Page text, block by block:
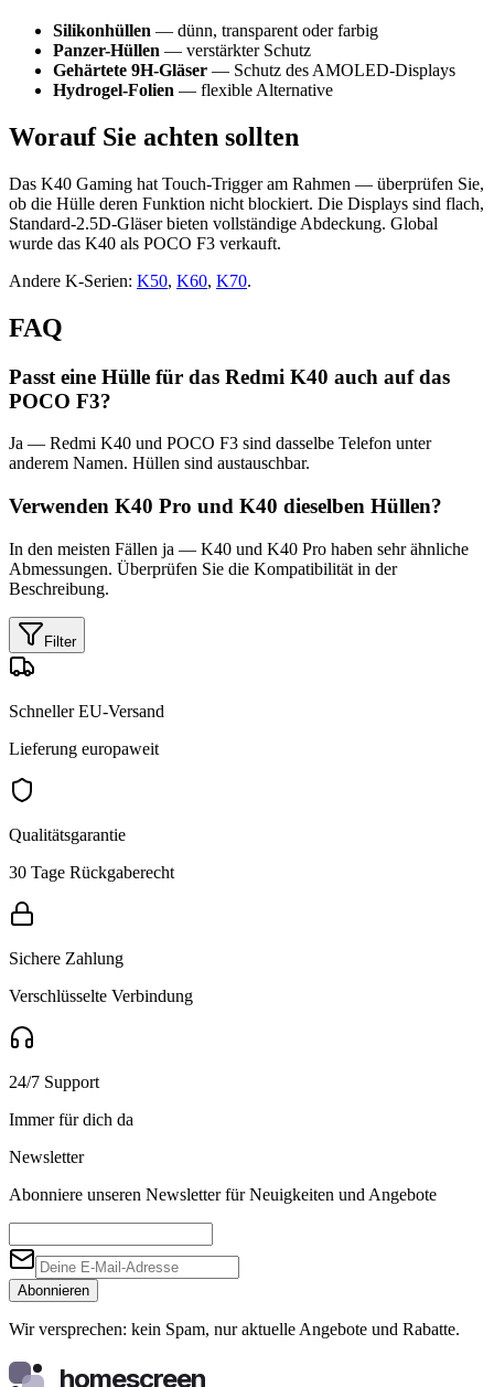
Silikonhüllen — dünn, transparent oder farbig
Panzer-Hüllen — verstärkter Schutz
Gehärtete 9H-Gläser — Schutz des AMOLED-Displays
Hydrogel-Folien — flexible Alternative
Worauf Sie achten sollten
Das K40 Gaming hat Touch-Trigger am Rahmen — überprüfen Sie,
ob die Hülle deren Funktion nicht blockiert. Die Displays sind flach,
Standard-2.5D-Gläser bieten vollständige Abdeckung. Global
wurde das K40 als POCO F3 verkauft.
Andere K-Serien: K50, K60, K70.
FAQ
Passt eine Hülle für das Redmi K40 auch auf das
POCO F3?
Ja — Redmi K40 und POCO F3 sind dasselbe Telefon unter
anderem Namen. Hüllen sind austauschbar.
Verwenden K40 Pro und K40 dieselben Hüllen?
In den meisten Fällen ja — K40 und K40 Pro haben sehr ähnliche
Abmessungen. Überprüfen Sie die Kompatibilität in der
Beschreibung.
Filter
Schneller EU-Versand
Lieferung europaweit
Qualitätsgarantie
30 Tage Rückgaberecht
Sichere Zahlung
Verschlüsselte Verbindung
24/7 Support
Immer für dich da
Newsletter
Abonniere unseren Newsletter für Neuigkeiten und Angebote
Abonnieren
Wir versprechen: kein Spam, nur aktuelle Angebote und Rabatte.
homescreen